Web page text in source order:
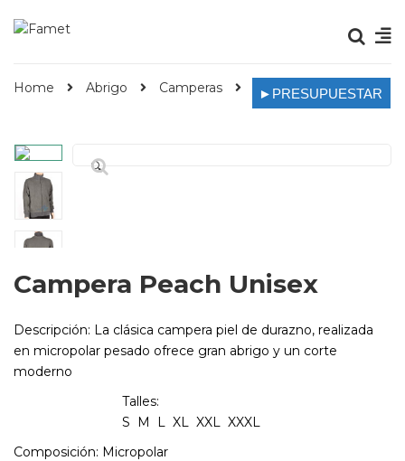
Home Abrigo Camperas Campera Peach Unisex
🔍
Campera Peach Unisex
Descripción: La clásica campera piel de durazno, realizada
en micropolar pesado ofrece gran abrigo y un corte
moderno
Talles:
S M L XL XXL XXXL
Composición: Micropolar
►PRESUPUESTAR